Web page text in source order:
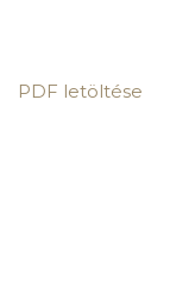
PDF letöltése